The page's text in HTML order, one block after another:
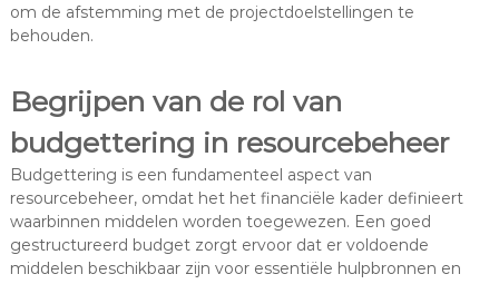
om de afstemming met de projectdoelstellingen te
behouden.
Begrijpen van de rol van
budgettering in resourcebeheer
Budgettering is een fundamenteel aspect van
resourcebeheer, omdat het het financiële kader definieert
waarbinnen middelen worden toegewezen. Een goed
gestructureerd budget zorgt ervoor dat er voldoende
middelen beschikbaar zijn voor essentiële hulpbronnen en